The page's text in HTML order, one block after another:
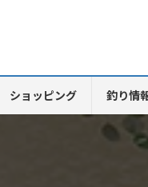
ショッピング 釣り情